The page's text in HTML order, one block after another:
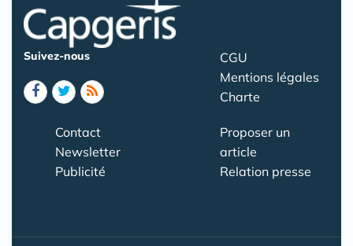
Suivez-nous
CGU
Mentions légales
Charte
Contact
Newsletter
Publicité
Proposer un
article
Relation presse